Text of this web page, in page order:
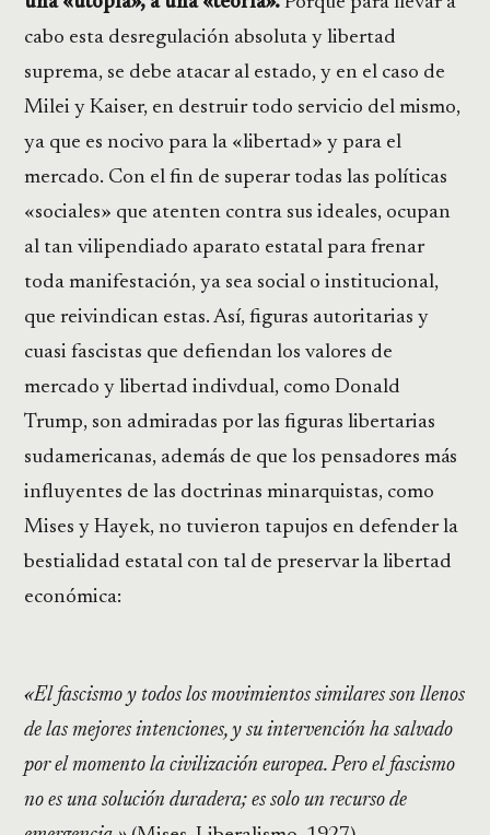
cabo esta desregulación absoluta y libertad
suprema, se debe atacar al estado, y en el caso de
Milei y Kaiser, en destruir todo servicio del mismo,
ya que es nocivo para la «libertad» y para el
mercado. Con el fin de superar todas las políticas
«sociales» que atenten contra sus ideales, ocupan
al tan vilipendiado aparato estatal para frenar
toda manifestación, ya sea social o institucional,
que reivindican estas. Así, figuras autoritarias y
cuasi fascistas que defiendan los valores de
mercado y libertad indivdual, como Donald
Trump, son admiradas por las figuras libertarias
sudamericanas, además de que los pensadores más
influyentes de las doctrinas minarquistas, como
Mises y Hayek, no tuvieron tapujos en defender la
bestialidad estatal con tal de preservar la libertad
económica:
«El fascismo y todos los movimientos similares son llenos
de las mejores intenciones, y su intervención ha salvado
por el momento la civilización europea. Pero el fascismo
no es una solución duradera; es solo un recurso de